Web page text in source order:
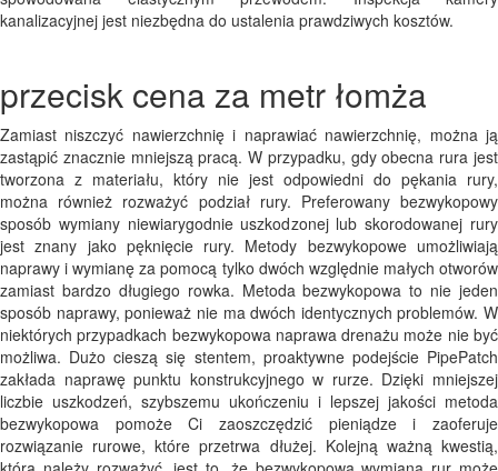
kanalizacyjnej jest niezbędna do ustalenia prawdziwych kosztów.
przecisk cena za metr łomża
Zamiast niszczyć nawierzchnię i naprawiać nawierzchnię, można ją
zastąpić znacznie mniejszą pracą. W przypadku, gdy obecna rura jest
tworzona z materiału, który nie jest odpowiedni do pękania rury,
można również rozważyć podział rury. Preferowany bezwykopowy
sposób wymiany niewiarygodnie uszkodzonej lub skorodowanej rury
jest znany jako pęknięcie rury. Metody bezwykopowe umożliwiają
naprawy i wymianę za pomocą tylko dwóch względnie małych otworów
zamiast bardzo długiego rowka. Metoda bezwykopowa to nie jeden
sposób naprawy, ponieważ nie ma dwóch identycznych problemów. W
niektórych przypadkach bezwykopowa naprawa drenażu może nie być
możliwa. Dużo cieszą się stentem, proaktywne podejście PipePatch
zakłada naprawę punktu konstrukcyjnego w rurze. Dzięki mniejszej
liczbie uszkodzeń, szybszemu ukończeniu i lepszej jakości metoda
bezwykopowa pomoże Ci zaoszczędzić pieniądze i zaoferuje
rozwiązanie rurowe, które przetrwa dłużej. Kolejną ważną kwestią,